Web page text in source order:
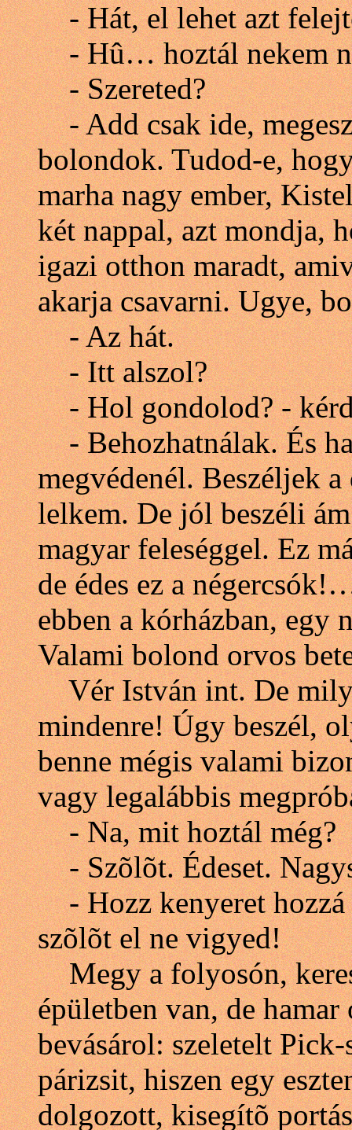
- Hát, el lehet azt
- Hû… hoztál nekem
- Szereted?
- Add csak ide,
bolondok. Tudod-e,
marha nagy ember,
két nappal, azt mondja,
igazi otthon maradt,
akarja csavarni. Ugye,
- Az hát.
- Itt alszol?
- Hol gondolod? -
- Behozhatnálak. És
megvédenél. Beszéljek
lelkem. De jól beszéli
magyar feleséggel. Ez
de édes ez a
ebben a kórházban, egy
Valami bolond orvos
Vér István int. De
mindenre! Úgy beszél,
benne mégis valami
vagy legalábbis
- Na, mit hoztál még?
- Szõlõt. Édeset.
- Hozz kenyeret hozzá
szõlõt el ne vigyed!
Megy a folyosón,
épületben van, de
bevásárol: szeletelt
párizsit, hiszen egy
dolgozott, kisegítõ